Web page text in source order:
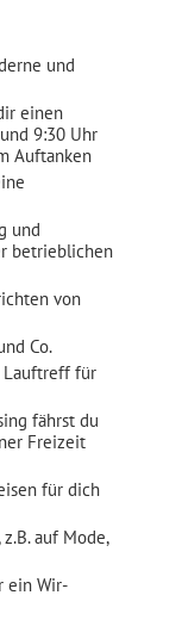
und
einen
9:30 Uhr
Auftanken
und
betrieblichen
von
Co.
Lauftreff für
fährst du
Freizeit
für dich
auf Mode,
ein Wir-